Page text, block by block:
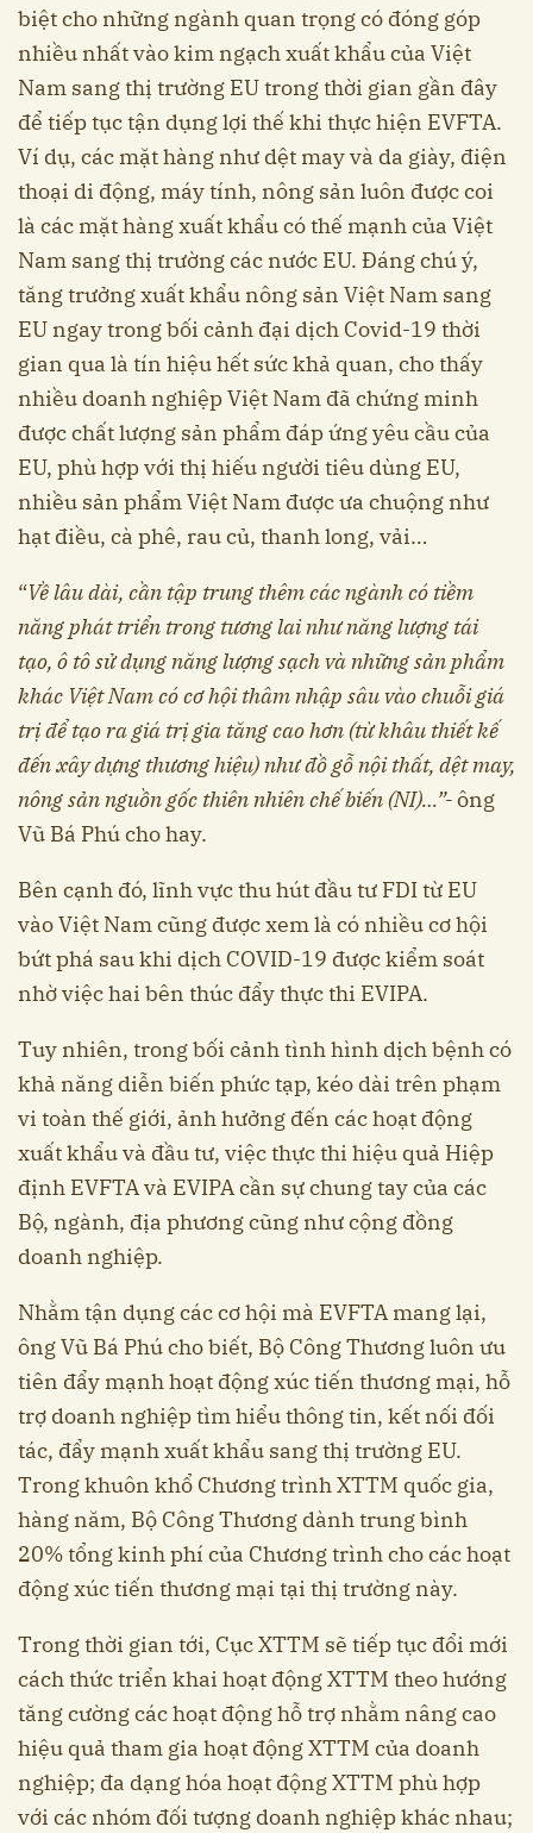
biệt cho những ngành quan trọng có đóng góp
nhiều nhất vào kim ngạch xuất khẩu của Việt
Nam sang thị trường EU trong thời gian gần đây
để tiếp tục tận dụng lợi thế khi thực hiện EVFTA.
Ví dụ, các mặt hàng như dệt may và da giày, điện
thoại di động, máy tính, nông sản luôn được coi
là các mặt hàng xuất khẩu có thế mạnh của Việt
Nam sang thị trường các nước EU. Đáng chú ý,
tăng trưởng xuất khẩu nông sản Việt Nam sang
EU ngay trong bối cảnh đại dịch Covid-19 thời
gian qua là tín hiệu hết sức khả quan, cho thấy
nhiều doanh nghiệp Việt Nam đã chứng minh
được chất lượng sản phẩm đáp ứng yêu cầu của
EU, phù hợp với thị hiếu người tiêu dùng EU,
nhiều sản phẩm Việt Nam được ưa chuộng như
hạt điều, cà phê, rau củ, thanh long, vải…
“Về lâu dài, cần tập trung thêm các ngành có tiềm
năng phát triển trong tương lai như năng lượng tái
tạo, ô tô sử dụng năng lượng sạch và những sản phẩm
khác Việt Nam có cơ hội thâm nhập sâu vào chuỗi giá
trị để tạo ra giá trị gia tăng cao hơn (từ khâu thiết kế
đến xây dựng thương hiệu) như đồ gỗ nội thất, dệt may,
nông sản nguồn gốc thiên nhiên chế biến (NI)…”-ông
Vũ Bá Phú cho hay.
Bên cạnh đó, lĩnh vực thu hút đầu tư FDI từ EU
vào Việt Nam cũng được xem là có nhiều cơ hội
bứt phá sau khi dịch COVID-19 được kiểm soát
nhờ việc hai bên thúc đẩy thực thi EVIPA.
Tuy nhiên, trong bối cảnh tình hình dịch bệnh có
khả năng diễn biến phức tạp, kéo dài trên phạm
vi toàn thế giới, ảnh hưởng đến các hoạt động
xuất khẩu và đầu tư, việc thực thi hiệu quả Hiệp
định EVFTA và EVIPA cần sự chung tay của các
Bộ, ngành, địa phương cũng như cộng đồng
doanh nghiệp.
Nhằm tận dụng các cơ hội mà EVFTA mang lại,
ông Vũ Bá Phú cho biết, Bộ Công Thương luôn ưu
tiên đẩy mạnh hoạt động xúc tiến thương mại, hỗ
trợ doanh nghiệp tìm hiểu thông tin, kết nối đối
tác, đẩy mạnh xuất khẩu sang thị trường EU.
Trong khuôn khổ Chương trình XTTM quốc gia,
hàng năm, Bộ Công Thương dành trung bình
20% tổng kinh phí của Chương trình cho các hoạt
động xúc tiến thương mại tại thị trường này.
Trong thời gian tới, Cục XTTM sẽ tiếp tục đổi mới
cách thức triển khai hoạt động XTTM theo hướng
tăng cường các hoạt động hỗ trợ nhằm nâng cao
hiệu quả tham gia hoạt động XTTM của doanh
nghiệp; đa dạng hóa hoạt động XTTM phù hợp
với các nhóm đối tượng doanh nghiệp khác nhau;